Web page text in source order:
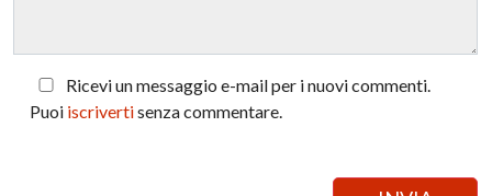
Ricevi un messaggio e-mail per i nuovi commenti.
Puoi iscrivertisenza commentare.